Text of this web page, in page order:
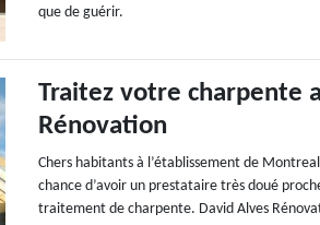
que de guérir.
Traitez votre charpente
Rénovation
Chers habitants à l’établissement de
chance d’avoir un prestataire très doué
traitement de charpente. David Alves